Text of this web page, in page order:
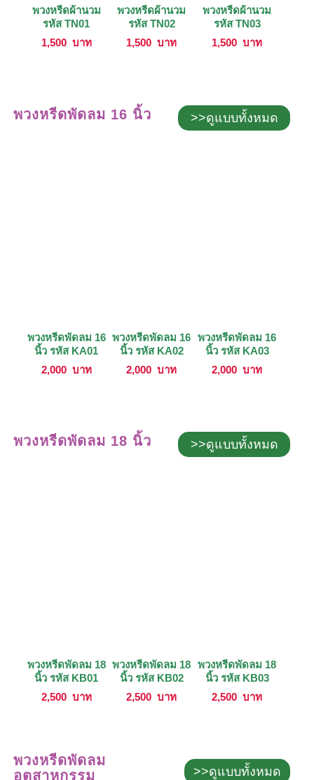
พวงหรีดผ้านวม
รหัส TN01
1,500 บาท
พวงหรีดผ้านวม
รหัส TN02
1,500 บาท
พวงหรีดผ้านวม
รหัส TN03
1,500 บาท
พวงหรีดพัดลม 16 นิ้ว >>ดูแบบทั้งหมด
พวงหรีดพัดลม 16
นิ้ว รหัส KA01
2,000 บาท
พวงหรีดพัดลม 16
นิ้ว รหัส KA02
2,000 บาท
พวงหรีดพัดลม 16
นิ้ว รหัส KA03
2,000 บาท
พวงหรีดพัดลม 18 นิ้ว >>ดูแบบทั้งหมด
พวงหรีดพัดลม 18
นิ้ว รหัส KB01
2,500 บาท
พวงหรีดพัดลม 18
นิ้ว รหัส KB02
2,500 บาท
พวงหรีดพัดลม 18
นิ้ว รหัส KB03
2,500 บาท
พวงหรีดพัดลม
อุตสาหกรรม
>>ดูแบบทั้งหมด